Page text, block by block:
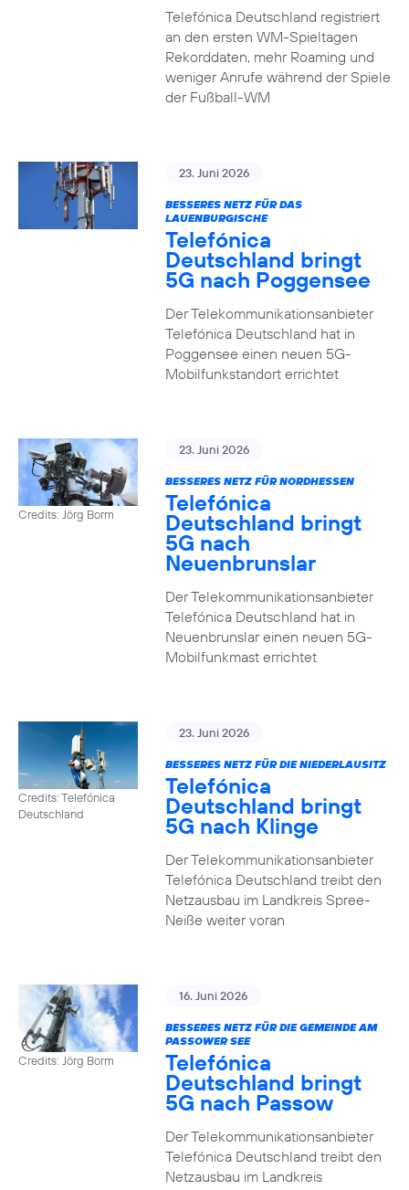
Telefónica Deutschland registriert
an den ersten WM-Spieltagen
Rekorddaten, mehr Roaming und
weniger Anrufe während der Spiele
der Fußball-WM
23. Juni 2026
BESSERES NETZ FÜR DAS
LAUENBURGISCHE
Telefónica
Deutschland bringt
5G nach Poggensee
Der Telekommunikationsanbieter
Telefónica Deutschland hat in
Poggensee einen neuen 5G-
Mobilfunkstandort errichtet
Credits: Jörg Borm
23. Juni 2026
BESSERES NETZ FÜR NORDHESSEN
Telefónica
Deutschland bringt
5G nach
Neuenbrunslar
Der Telekommunikationsanbieter
Telefónica Deutschland hat in
Neuenbrunslar einen neuen 5G-
Mobilfunkmast errichtet
Credits: Telefónica
Deutschland
23. Juni 2026
BESSERES NETZ FÜR DIE NIEDERLAUSITZ
Telefónica
Deutschland bringt
5G nach Klinge
Der Telekommunikationsanbieter
Telefónica Deutschland treibt den
Netzausbau im Landkreis Spree-
Neiße weiter voran
Credits: Jörg Borm
16. Juni 2026
BESSERES NETZ FÜR DIE GEMEINDE AM
PASSOWER SEE
Telefónica
Deutschland bringt
5G nach Passow
Der Telekommunikationsanbieter
Telefónica Deutschland treibt den
Netzausbau im Landkreis